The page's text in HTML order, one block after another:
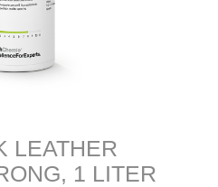
LEATHER
1 LITER